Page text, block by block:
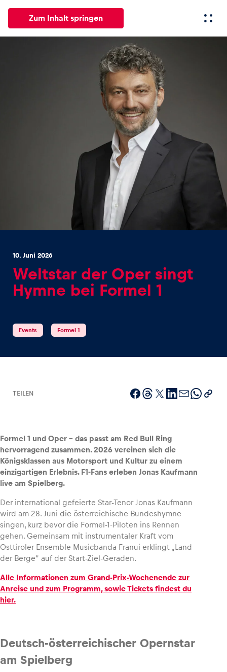
Zum Inhalt springen
Events Erlebnisse
Alle anzeigen
Fahrzeug
Alle anzeigen
10. Juni 2026
Weltstar der Oper singt
Hymne bei Formel 1
Events Formel 1
TEILEN
Formel 1 und Oper – das passt am Red Bull Ring
hervorragend zusammen. 2026 vereinen sich die
Königsklassen aus Motorsport und Kultur zu einem
einzigartigen Erlebnis. F1-Fans erleben Jonas Kaufmann
live am Spielberg.
Der international gefeierte Star-Tenor Jonas Kaufmann
wird am 28. Juni die österreichische Bundeshymne
singen, kurz bevor die Formel-1-Piloten ins Rennen
gehen. Gemeinsam mit instrumentaler Kraft vom
Osttiroler Ensemble Musicbanda Franui erklingt „Land
der Berge“ auf der Start-Ziel-Geraden.
Alle Informationen zum Grand-Prix-Wochenende zur
Anreise und zum Programm, sowie Tickets findest du
hier.
Deutsch-österreichischer Opernstar
am Spielberg